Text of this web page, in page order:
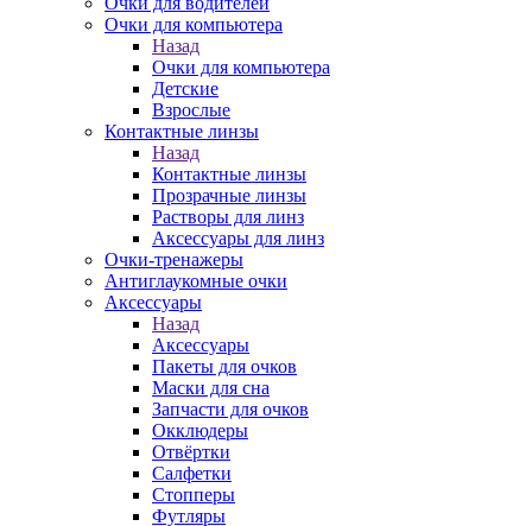
Очки для компьютера
Назад
Очки для компьютера
Детские
Взрослые
Контактные линзы
Назад
Контактные линзы
Прозрачные линзы
Растворы для линз
Аксессуары для линз
Очки-тренажеры
Антиглаукомные очки
Аксессуары
Назад
Аксессуары
Пакеты для очков
Маски для сна
Запчасти для очков
Окклюдеры
Отвёртки
Салфетки
Стопперы
Футляры